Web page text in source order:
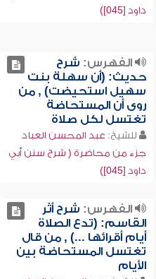
داود [045])
الفهرس: شرح
حديث: (أن سهلة بنت
سهيل استحيضت) , من
روى أن المستحاضة
تغتسل لكل صلاة
للشيخ: عبد المحسن العباد
جزء من محاضرة ( شرح سنن أبي
داود [045])
الفهرس: شرح أثر
القاسم: (تدع الصلاة
أيام أقرائها ...) , من قال
تغتسل المستحاضة بين
الأيام